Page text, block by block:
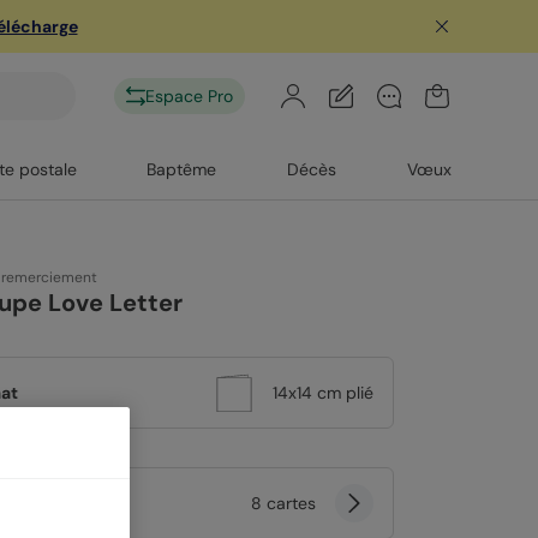
Espace Pro
postale Baptême Décès Vœux
Love Letter
14x14 cm plié
8 cartes